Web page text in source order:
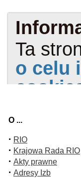
O ...
· RIO
· Krajowa Rada RIO
· Akty prawne
· Adresy Izb